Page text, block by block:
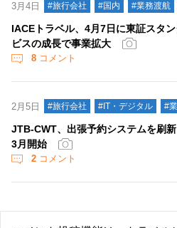
3月4日 #旅行会社 #国内 #業務渡航
IACEトラベル、4月7日に東証スタ
ビスの成長で事業拡大
8 コメント
2月5日 #旅行会社 #IT・デジタル #
JTB-CWT、出張予約システムを刷
3月開始
2 コメント